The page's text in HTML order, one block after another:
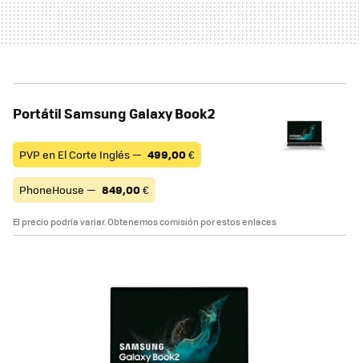
Portátil Samsung Galaxy Book2
PVP en El Corte Inglés — 499,00€
PhoneHouse — 849,00€
El precio podría variar. Obtenemos comisión por estos enlaces